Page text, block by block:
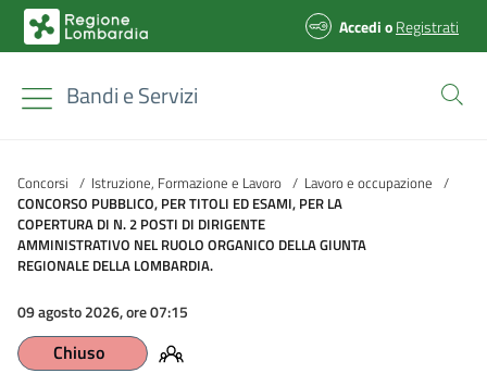
AccedioRegistrati
Bandi e Servizi
Concorsi / Istruzione, Formazione e Lavoro / Lavoro e occupazione /
CONCORSO PUBBLICO, PER TITOLI ED ESAMI, PER LA
COPERTURA DI N. 2 POSTI DI DIRIGENTE
AMMINISTRATIVO NEL RUOLO ORGANICO DELLA GIUNTA
REGIONALE DELLA LOMBARDIA.
09 agosto 2026, ore 07:15
Chiuso